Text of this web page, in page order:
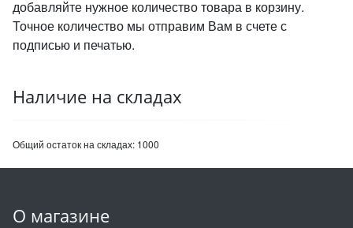
добавляйте нужное количество товара в корзину.
Точное количество мы отправим Вам в счете с
подписью и печатью.
Наличие на складах
Общий остаток на складах: 1000
О магазине